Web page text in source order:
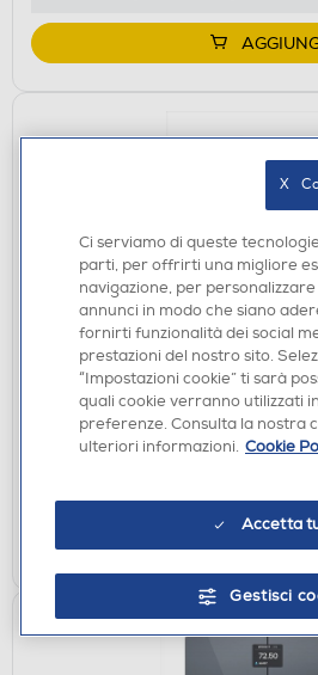
BEURER - MG135-Grigio
€ 74,90
€ 95,99consigliato
disponibile
Ci serviamo di queste
parti, per offrirti una migliore
navigazione, per
annunci in modo che siano
fornirti funzionalità dei social
prestazioni del nostro sito.
“Impostazioni cookie” ti sarà
quali cookie verranno utilizzati
preferenze. Consulta la nostra
ulteriori informazioni. Cookie
Accetta
Gestisci
X